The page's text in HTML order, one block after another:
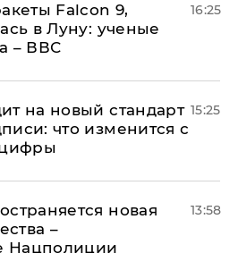
Falcon 9,
в Луну: ученые
– ВВС
16:25
на новый стандарт
что изменится с
15:25
новая
–
Нацполиции
13:58